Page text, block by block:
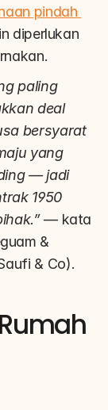
pindah
diperlukan
paling
deal
bersyarat
yang
— jadi
1950
&
& Co).